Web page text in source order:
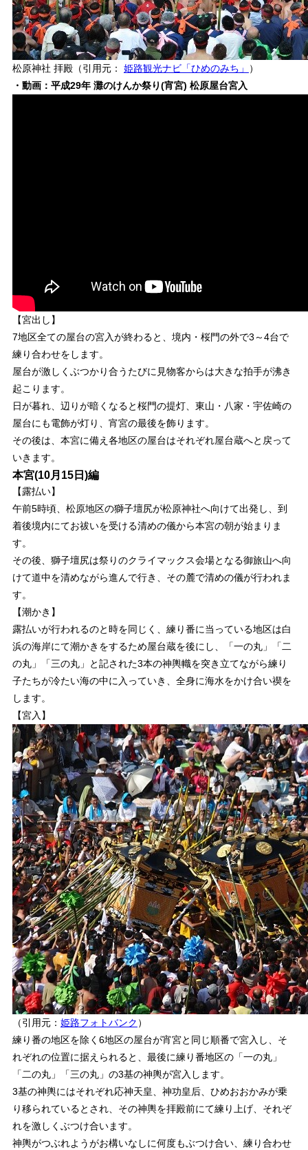
松原神社 拝殿（引用元： 姫路観光ナビ「ひめのみち」
）
・動画：平成29年 灘のけんか祭り(宵宮) 松原屋台宮入
【宮出し】
7地区全ての屋台の宮入が終わると、境内・桜門の外で3～4台で
練り合わせをします。
屋台が激しくぶつかり合うたびに見物客からは大きな拍手が沸き
起こります。
日が暮れ、辺りが暗くなると桜門の提灯、東山・八家・宇佐崎の
屋台にも電飾が灯り、宵宮の最後を飾ります。
その後は、本宮に備え各地区の屋台はそれぞれ屋台蔵へと戻って
いきます。
本宮(10月15日)編
【露払い】
午前5時頃、松原地区の獅子壇尻が松原神社へ向けて出発し、到
着後境内にてお祓いを受ける清めの儀から本宮の朝が始まりま
す。
その後、獅子壇尻は祭りのクライマックス会場となる御旅山へ向
けて道中を清めながら進んで行き、その麓で清めの儀が行われま
す。
【潮かき】
露払いが行われるのと時を同じく、練り番に当っている地区は白
浜の海岸にて潮かきをするため屋台蔵を後にし、「一の丸」「二
の丸」「三の丸」と記された3本の神輿幟を突き立てながら練り
子たちが冷たい海の中に入っていき、全身に海水をかけ合い禊を
します。
【宮入】
（引用元： 姫路フォトバンク ）
練り番の地区を除く6地区の屋台が宵宮と同じ順番で宮入し、そ
れぞれの位置に据えられると、最後に練り番地区の「一の丸」
「二の丸」「三の丸」の3基の神輿が宮入します。
3基の神輿にはそれぞれ応神天皇、神功皇后、ひめおおかみが乗
り移られているとされ、その神輿を拝殿前にて練り上げ、それぞ
れを激しくぶつけ合います。
神輿がつぶれようがお構いなしに何度もぶつけ合い、練り合わせ